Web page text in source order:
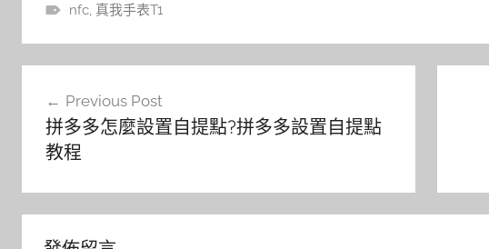
nfc, 真我手表T1
Previous Post
拼多多怎麼設置自提點?拼多多設置自提點
教程